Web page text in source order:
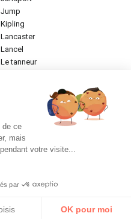
jump
kipling
lancaster
lancel
le tanneur
paul marius
samsonite
tamaris
valentino
de ce
mais
votre visite...
par
OK pour moi